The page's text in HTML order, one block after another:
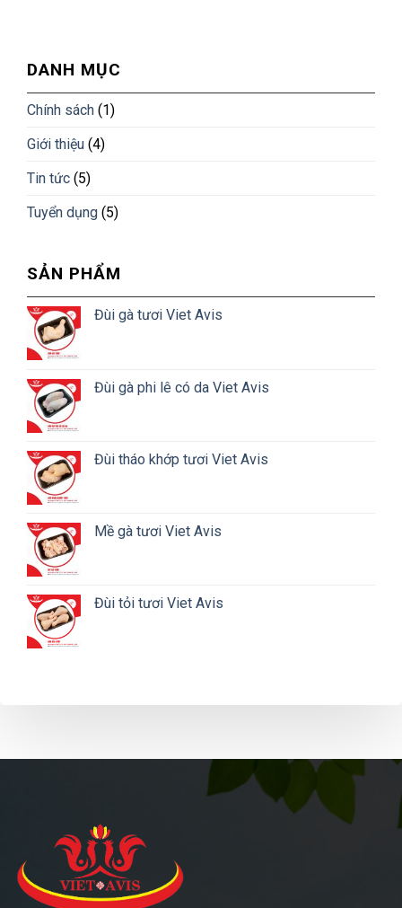
DANH MỤC
Chính sách (1)
Giới thiệu (4)
Tin tức (5)
Tuyển dụng (5)
SẢN PHẨM
Đùi gà tươi Viet Avis
Đùi gà phi lê có da Viet Avis
Đùi tháo khớp tươi Viet Avis
Mề gà tươi Viet Avis
Đùi tỏi tươi Viet Avis